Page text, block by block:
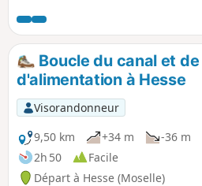
un point de vue unique sur
Boucle du canal et
d'alimentation à Hesse
Visorandonneur
9,50 km
+34 m
-36 m
2h 50
Facile
Départ à Hesse (Moselle)